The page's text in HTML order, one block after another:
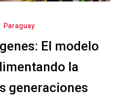
Paraguay
El modelo
la
generaciones